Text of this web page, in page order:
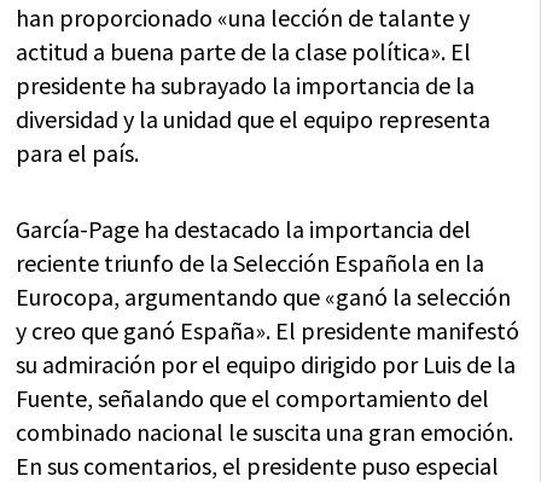
han proporcionado «una lección de talante y
actitud a buena parte de la clase política». El
presidente ha subrayado la importancia de la
diversidad y la unidad que el equipo representa
para el país.
García-Page ha destacado la importancia del
reciente triunfo de la Selección Española en la
Eurocopa, argumentando que «ganó la selección
y creo que ganó España». El presidente manifestó
su admiración por el equipo dirigido por Luis de la
Fuente, señalando que el comportamiento del
combinado nacional le suscita una gran emoción.
En sus comentarios, el presidente puso especial